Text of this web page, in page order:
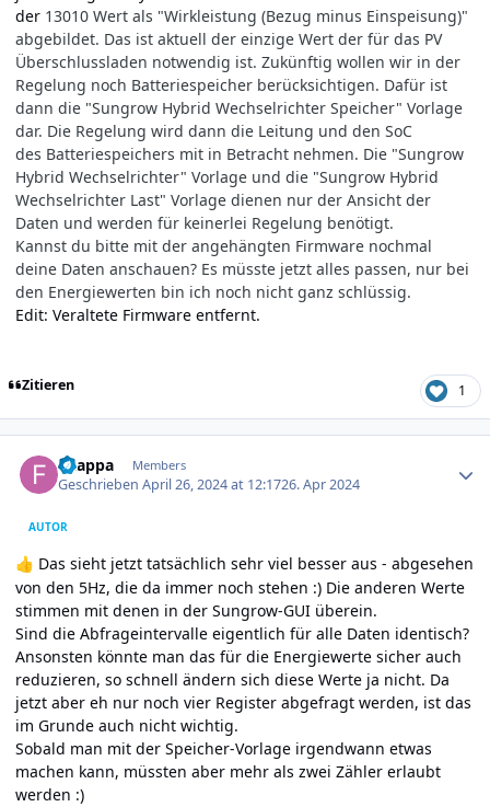
der 13010 Wert als "Wirk­leistung (Bezug minus Ein­speisung)"
abgebildet. Das ist aktuell der einzige Wert der für das PV
Überschlussladen notwendig ist. Zukünftig wollen wir in der
Regelung noch Batteriespeicher berücksichtigen. Dafür ist
dann die "Sungrow Hybrid Wechselrichter Speicher" Vorlage
dar. Die Regelung wird dann die Leitung und den SoC
des Batteriespeichers mit in Betracht nehmen. Die "Sungrow
Hybrid Wechselrichter" Vorlage und die "Sungrow Hybrid
Wechselrichter Last" Vorlage dienen nur der Ansicht der
Daten und werden für keinerlei Regelung benötigt.
Kannst du bitte mit der angehängten Firmware nochmal
deine Daten anschauen? Es müsste jetzt alles passen, nur bei
den Energiewerten bin ich noch nicht ganz schlüssig.
Edit: Veraltete Firmware entfernt.
Zitieren 1
f-zappa Members
GeschriebenApril 26, 2024 at 12:1726. Apr 2024
AUTOR
👍 Das sieht jetzt tatsächlich sehr viel besser aus - abgesehen
von den 5Hz, die da immer noch stehen :) Die anderen Werte
stimmen mit denen in der Sungrow-GUI überein.
Sind die Abfrageintervalle eigentlich für alle Daten identisch?
Ansonsten könnte man das für die Energiewerte sicher auch
reduzieren, so schnell ändern sich diese Werte ja nicht. Da
jetzt aber eh nur noch vier Register abgefragt werden, ist das
im Grunde auch nicht wichtig.
Sobald man mit der Speicher-Vorlage irgendwann etwas
machen kann, müssten aber mehr als zwei Zähler erlaubt
werden :)